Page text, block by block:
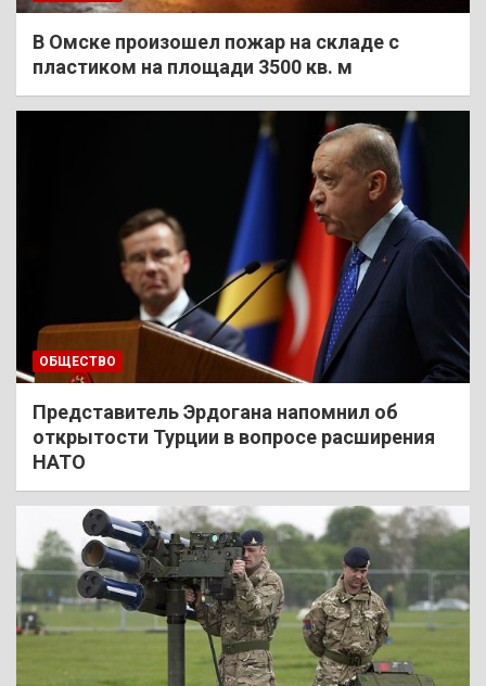
В Омске произошел пожар на складе с
пластиком на площади 3500 кв. м
ОБЩЕСТВО
Представитель Эрдогана напомнил об
открытости Турции в вопросе расширения
НАТО